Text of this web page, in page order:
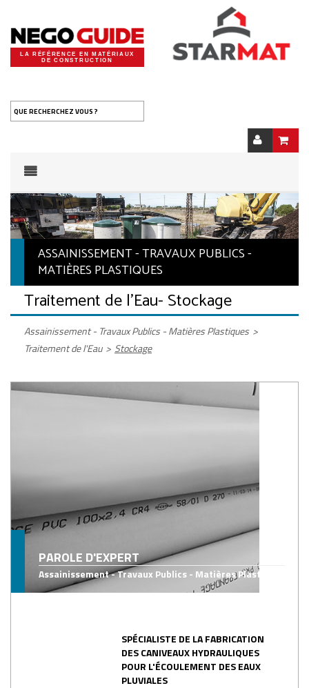
LA RÉFÉRENCE EN MATÉRIAUX
DE CONSTRUCTION
QUE RECHERCHEZ VOUS ?
ASSAINISSEMENT - TRAVAUX PUBLICS -
MATIÈRES PLASTIQUES
Traitement de l'Eau- Stockage
Assainissement - Travaux Publics - Matières Plastiques >
Traitement de l'Eau > Stockage
PAROLE D'EXPERT
Assainissement - Travaux Publics - Matières Plastiques
SPÉCIALISTE DE LA FABRICATION
DES CANIVEAUX HYDRAULIQUES
POUR L'ÉCOULEMENT DES EAUX
PLUVIALES